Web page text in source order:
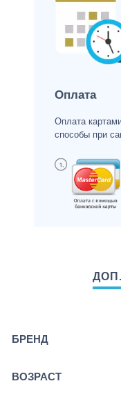
Оплата
Оплата
способы при
БРЕНД
ВОЗРАСТ